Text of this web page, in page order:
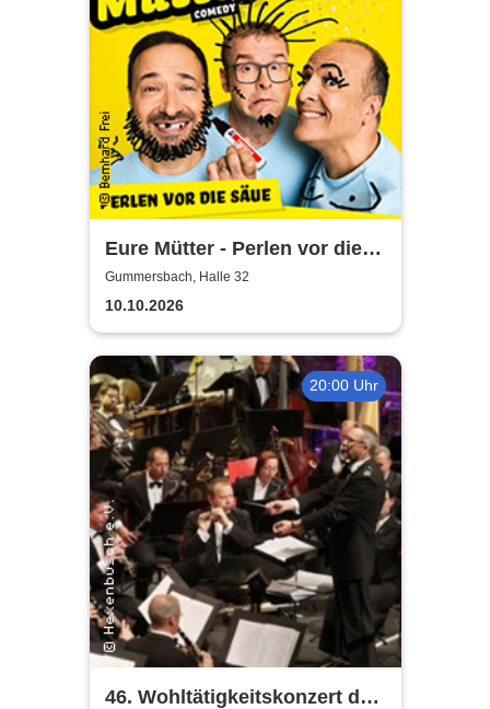
Eure Mütter - Perlen vor die
Säue - Das Best Of zum
Jubiläum
Gummersbach, Halle 32
10.10.2026
20:00 Uhr
46. Wohltätigkeitskonzert des